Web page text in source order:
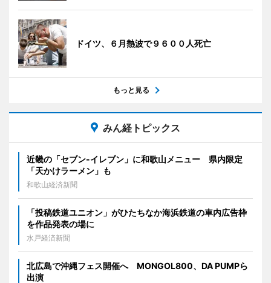
ドイツ、６月熱波で９６００人死亡
もっと見る
みん経トピックス
近畿の「セブン-イレブン」に和歌山メニュー 県内限定
「天かけラーメン」も
和歌山経済新聞
「投稿鉄道ユニオン」がひたちなか海浜鉄道の車内広告枠
を作品発表の場に
水戸経済新聞
北広島で沖縄フェス開催へ MONGOL800、DA PUMPら
出演